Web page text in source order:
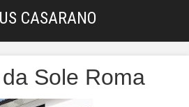
CASARANO
Sole Roma